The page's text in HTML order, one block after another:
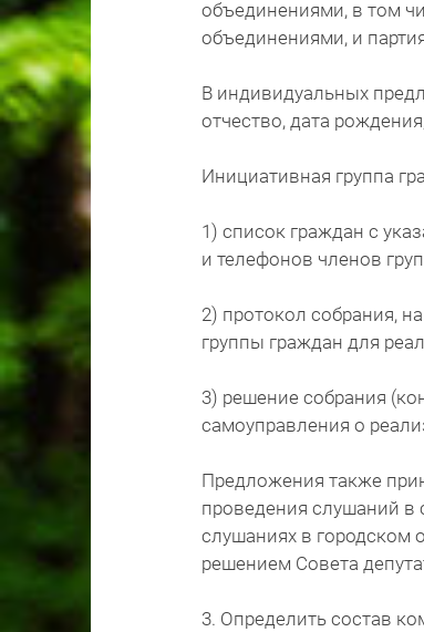
объединениями, в том
объединениями, и
В индивидуальных
отчество, дата
Инициативная группа
1) список граждан с
и телефонов членов
2) протокол собрания,
группы граждан для
3) решение собрания
самоуправления о
Предложения также
проведения слушаний в
слушаниях в городском
решением Совета
3. Определить состав